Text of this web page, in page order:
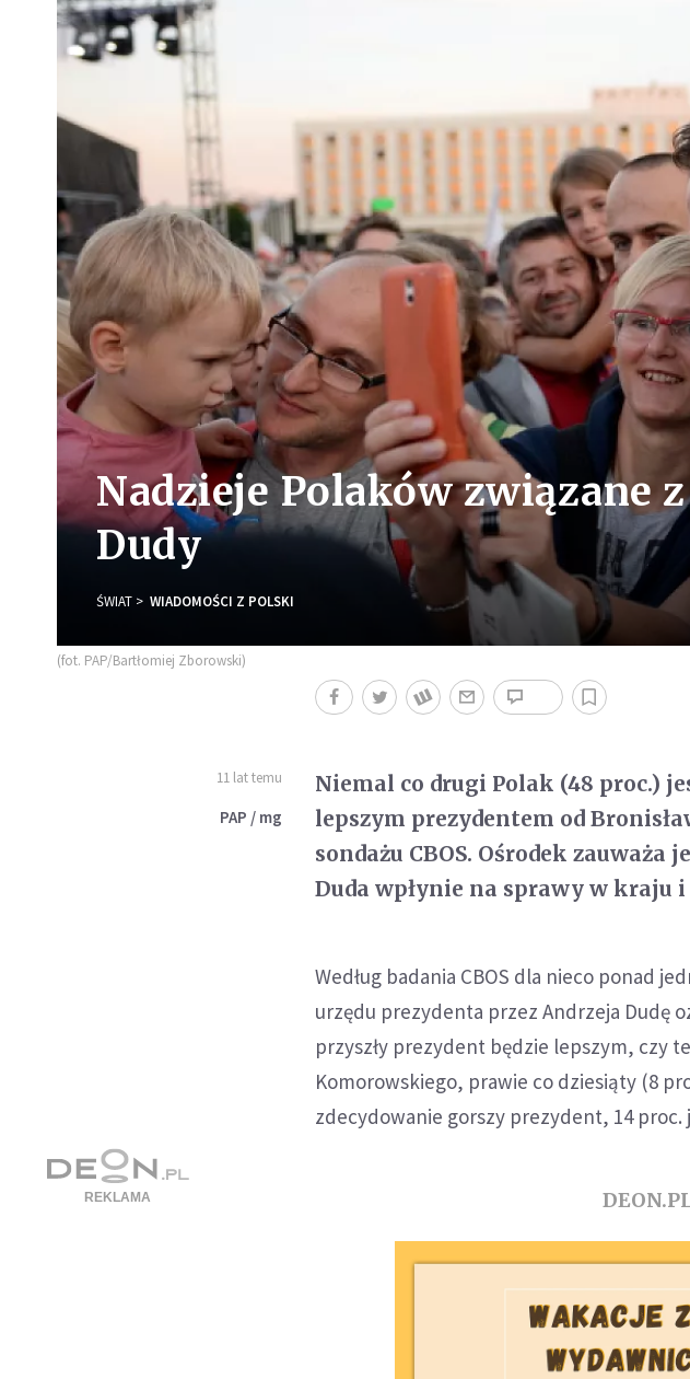
Nadzieje Polaków związane
Dudy
ŚWIAT WIADOMOŚCI Z POLSKI
(fot. PAP/Bartłomiej Zborowski)
11 lat temu
PAP / mg
Niemal co drugi Polak (48 proc.)
lepszym prezydentem od
sondażu CBOS. Ośrodek
Duda wpłynie na sprawy w kraju
Według badania CBOS dla nieco ponad
urzędu prezydenta przez Andrzeja Dudę
przyszły prezydent będzie lepszym, czy
Komorowskiego, prawie co dziesiąty (8
zdecydowanie gorszy prezydent, 14 proc.